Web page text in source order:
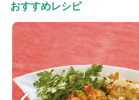
おすすめレシピ